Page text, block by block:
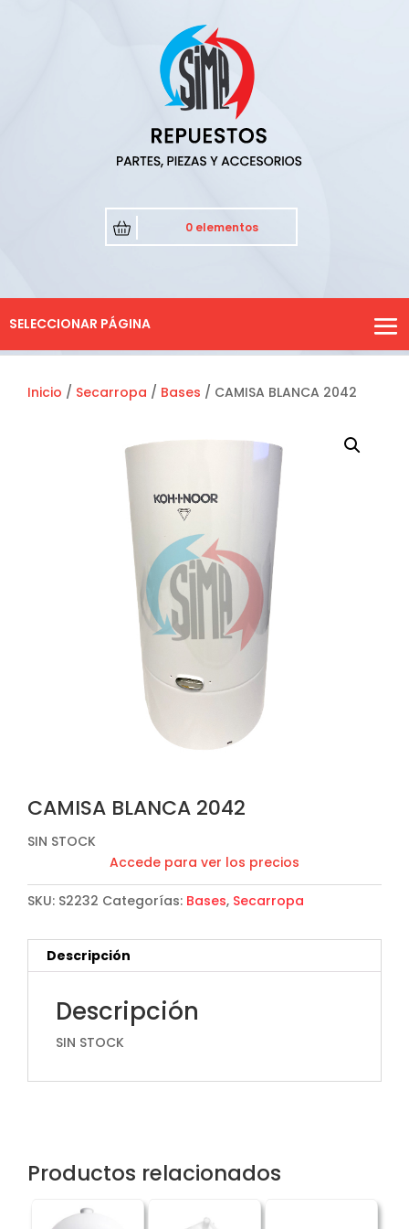
0 elementos
SELECCIONAR PÁGINA
Inicio / Secarropa / Bases / CAMISA BLANCA 2042
CAMISA BLANCA 2042
SIN STOCK
Accede para ver los precios
SKU: S2232 Categorías: Bases, Secarropa
Descripción
Descripción
SIN STOCK
Productos relacionados